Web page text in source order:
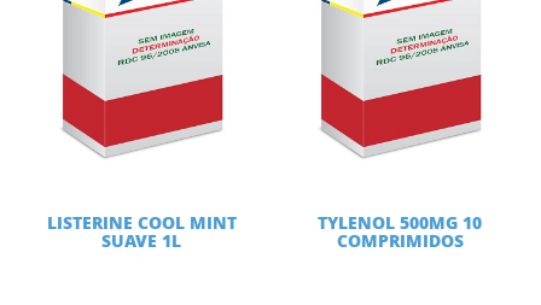
LISTERINE COOL MINT
SUAVE 1L
TYLENOL 500MG 10
COMPRIMIDOS